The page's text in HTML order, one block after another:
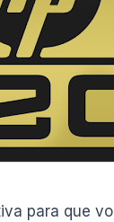
para que